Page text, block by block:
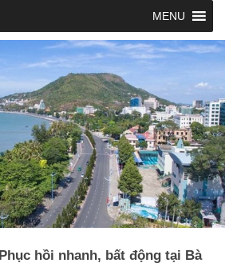
MENU
Phục hồi nhanh, bất động tại Bà